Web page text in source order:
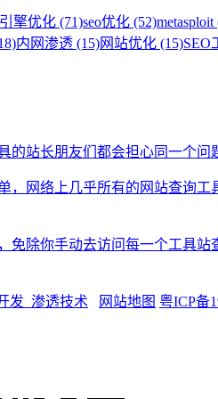
擎优化 (71)seo优化 (52)metasploit
内网渗透 (15)网站优化 (15)SEO
的站长朋友们都会担心同一个
，网络上几乎所有的网站查询
免除你手动去访问每一个工具
发_渗透技术 网站地图 粤ICP备